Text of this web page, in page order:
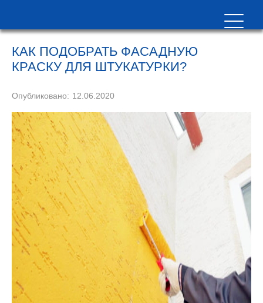
КАК ПОДОБРАТЬ ФАСАДНУЮ
КРАСКУ ДЛЯ ШТУКАТУРКИ?
Опубликовано: 12.06.2020